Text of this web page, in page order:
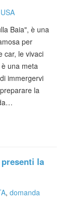
Baia", è una
per
car, le vivaci
una meta
immergervi
la
la
, domanda